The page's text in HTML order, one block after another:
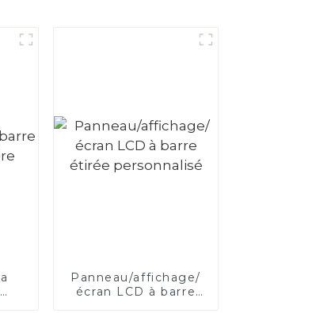
Panneau/affichage/
écran LCD à barre